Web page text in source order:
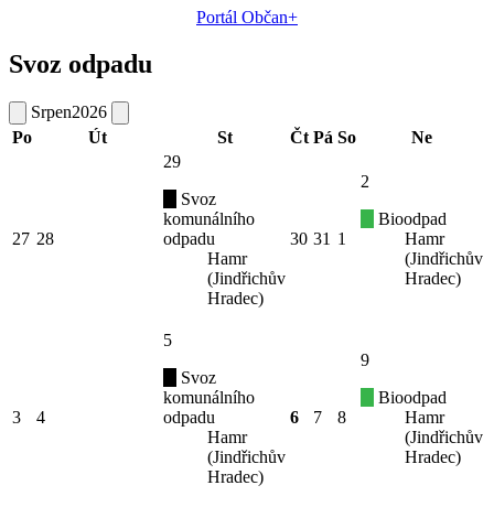
Portál Občan+
Svoz odpadu
Srpen2026
Po
Út St Čt Pá So Ne
27 28
29
Svoz
komunálního
odpadu
Hamr
(Jindřichův
Hradec)
30 31 1
2
Bioodpad
Hamr
(Jindřichův
Hradec)
3 4
5
Svoz
komunálního
odpadu
Hamr
(Jindřichův
Hradec)
6 7 8
9
Bioodpad
Hamr
(Jindřichův
Hradec)